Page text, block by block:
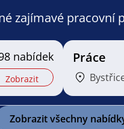
zajímavé pracovní
nabídek
Zobrazit
Práce
Zobrazit všechny